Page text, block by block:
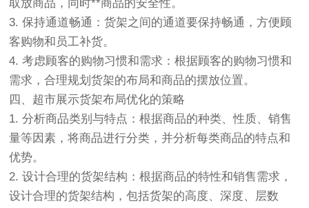
取放商品，同时**商品的安全性。
3. 保持通道畅通：货架之间的通道要保持畅通，方便顾
客购物和员工补货。
4. 考虑顾客的购物习惯和需求：根据顾客的购物习惯和
需求，合理规划货架的布局和商品的摆放位置。
四、超市展示货架布局优化的策略
1. 分析商品类别与特点：根据商品的种类、性质、销售
量等因素，将商品进行分类，并分析每类商品的特点和
优势。
2. 设计合理的货架结构：根据商品的特性和销售需求，
设计合理的货架结构，包括货架的高度、深度、层数